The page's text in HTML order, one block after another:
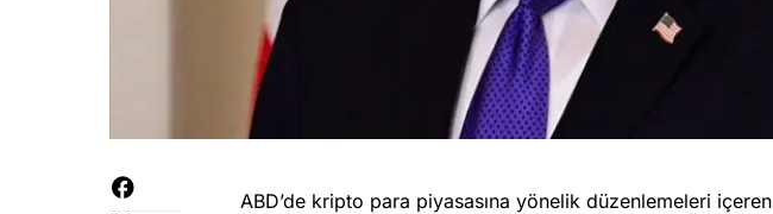
ABD’de kripto para piyasasına yönelik düzenlemeleri içeren